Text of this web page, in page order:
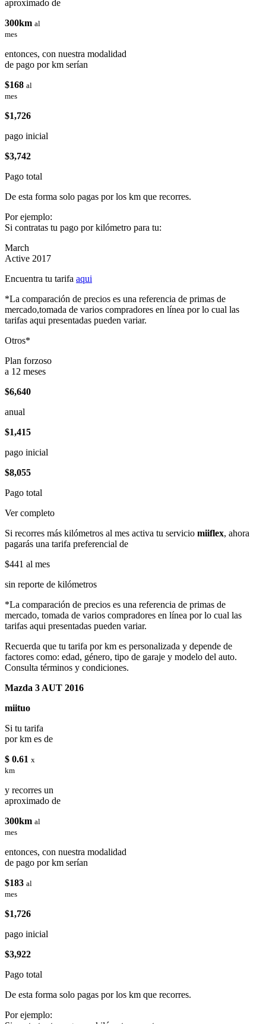
aproximado de
300km al
mes
entonces, con nuestra modalidad
de pago por km serían
$168 al
mes
$1,726
pago inicial
$3,742
Pago total
De esta forma solo pagas por los km que recorres.
Por ejemplo:
Si contratas tu pago por kilómetro para tu:
March
Active 2017
Encuentra tu tarifa aqui
*La comparación de precios es una referencia de primas de
mercado,tomada de varios compradores en línea por lo cual las
tarifas aqui presentadas pueden variar.
Otros*
Plan forzoso
a 12 meses
$6,640
anual
$1,415
pago inicial
$8,055
Pago total
Ver completo
Si recorres más kilómetros al mes activa tu servicio miiflex, ahora
pagarás una tarifa preferencial de
$441 al mes
sin reporte de kilómetros
*La comparación de precios es una referencia de primas de
mercado, tomada de varios compradores en línea por lo cual las
tarifas aqui presentadas pueden variar.
Recuerda que tu tarifa por km es personalizada y depende de
factores como: edad, género, tipo de garaje y modelo del auto.
Consulta términos y condiciones.
Mazda 3 AUT 2016
miituo
Si tu tarifa
por km es de
$ 0.61 x
km
y recorres un
aproximado de
300km al
mes
entonces, con nuestra modalidad
de pago por km serían
$183 al
mes
$1,726
pago inicial
$3,922
Pago total
De esta forma solo pagas por los km que recorres.
Por ejemplo: